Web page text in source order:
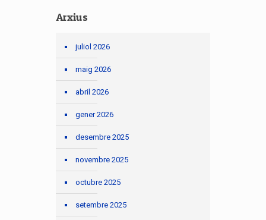
Arxius
juliol 2026
maig 2026
abril 2026
gener 2026
desembre 2025
novembre 2025
octubre 2025
setembre 2025